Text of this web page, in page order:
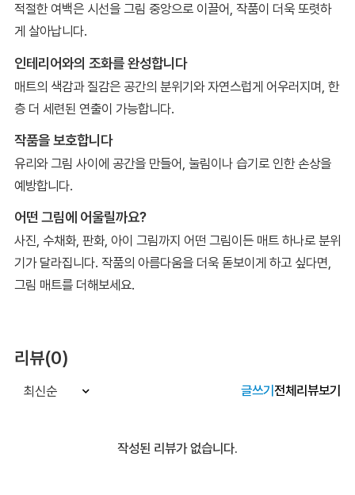
적절한 여백은 시선을 그림 중앙으로 이끌어, 작품이 더욱 또렷하
게 살아납니다.
인테리어와의 조화를 완성합니다
매트의 색감과 질감은 공간의 분위기와 자연스럽게 어우러지며, 한
층 더 세련된 연출이 가능합니다.
작품을 보호합니다
유리와 그림 사이에 공간을 만들어, 눌림이나 습기로 인한 손상을
예방합니다.
어떤 그림에 어울릴까요?
사진, 수채화, 판화, 아이 그림까지 어떤 그림이든 매트 하나로 분위
기가 달라집니다. 작품의 아름다움을 더욱 돋보이게 하고 싶다면,
그림 매트를 더해보세요.
리뷰(0)
최신순 글쓰기전체리뷰보기
작성된 리뷰가 없습니다.